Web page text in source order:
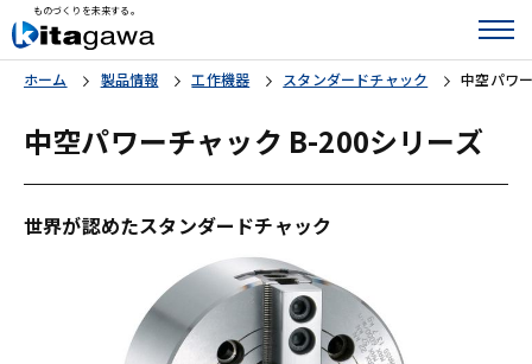
ものづくりを未来する。
ホーム 製品情報 工作機器 スタンダードチャック 中空パワ
中空パワーチャック B-200シリーズ
世界が認めたスタンダードチャック